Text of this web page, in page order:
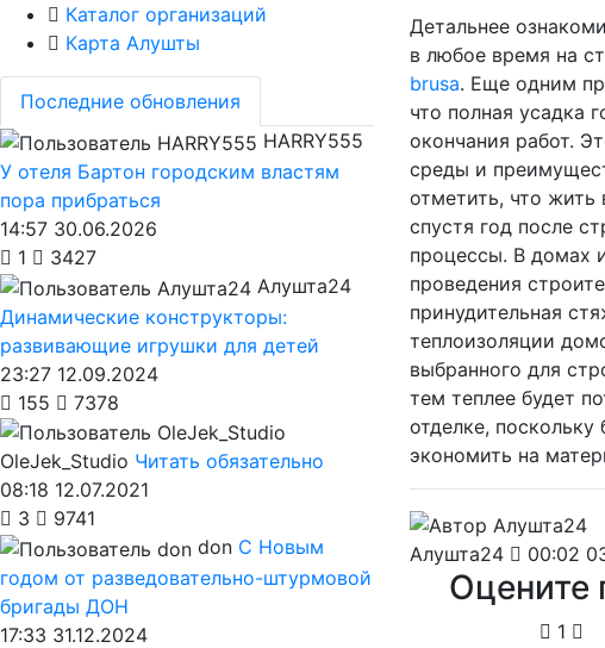
Детальнее
в любое время на
brusa. Еще одним
что полная усадка
окончания работ.
среды и
отметить, что жить
спустя год после
процессы. В домах
проведения
принудительная
теплоизоляции
выбранного для
тем теплее будет
отделке,
экономить на
Алушта24 00:02
Оцените
1
Каталог организаций
Карта Алушты
Последние обновления
HARRY555
У отеля Бартон городским властям
пора прибраться
14:57 30.06.2026
1
3427
Алушта24
Динамические конструкторы:
развивающие игрушки для детей
23:27 12.09.2024
155
7378
OleJek_Studio Читать обязательно
08:18 12.07.2021
3
9741
don С Новым
годом от разведовательно-штурмовой
бригады ДОН
17:33 31.12.2024